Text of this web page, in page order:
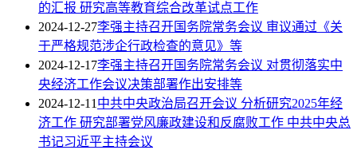
的汇报 研究高等教育综合改革试点工作
2024-12-27李强主持召开国务院常务会议 审议通过《关
于严格规范涉企行政检查的意见》等
2024-12-17李强主持召开国务院常务会议 对贯彻落实中
央经济工作会议决策部署作出安排等
2024-12-11中共中央政治局召开会议 分析研究2025年经
济工作 研究部署党风廉政建设和反腐败工作 中共中央总
书记习近平主持会议